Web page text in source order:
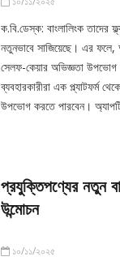
ক.বি.ডেস্ক: বাংলালিংক তাদের
নতুনভাবে সাজিয়েছে। এর
সেলফ-কেয়ার অভিজ্ঞতা
ব্যবহারকারীরা এক প্ল্যাটফর্ম
উপভোগ করতে পারবেন।
প্রযুক্তিপণ্যের নতুন
উন্মোচন
১০/১১/২০২৫